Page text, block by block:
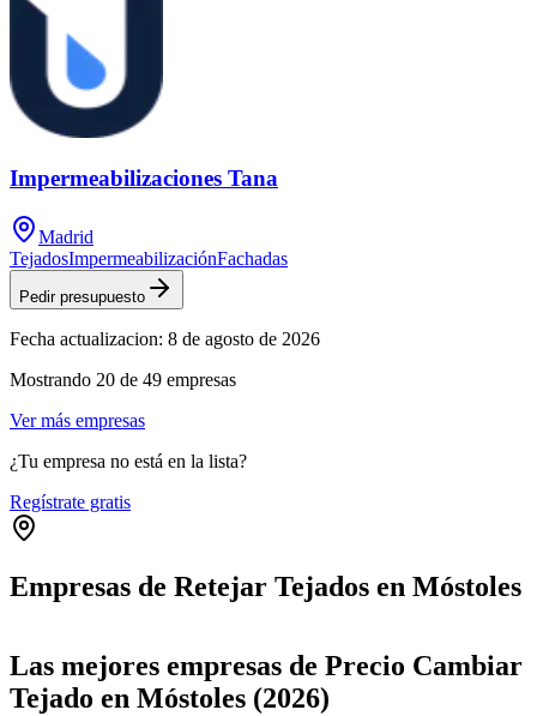
Impermeabilizaciones Tana
Madrid
TejadosImpermeabilizaciónFachadas
Pedir presupuesto
Fecha actualizacion: 8 de agosto de 2026
Mostrando 20 de 49 empresas
Ver más empresas
¿Tu empresa no está en la lista?
Regístrate gratis
Empresas de Retejar Tejados en Móstoles
+
−
Las mejores empresas de Precio Cambiar
Tejado en Móstoles (2026)